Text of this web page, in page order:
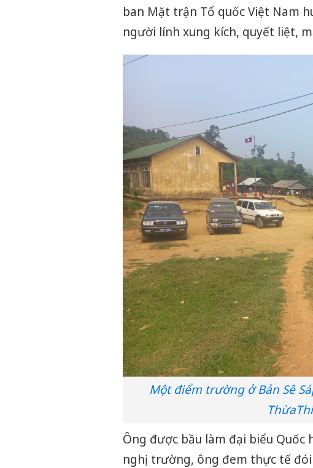
ban Mặt trận Tổ quốc Việt Nam
người lính xung kích, quyết liệt,
Một điểm trường ở Bản Sê
Ông được bầu làm đại biểu
nghị trường, ông đem thực tế